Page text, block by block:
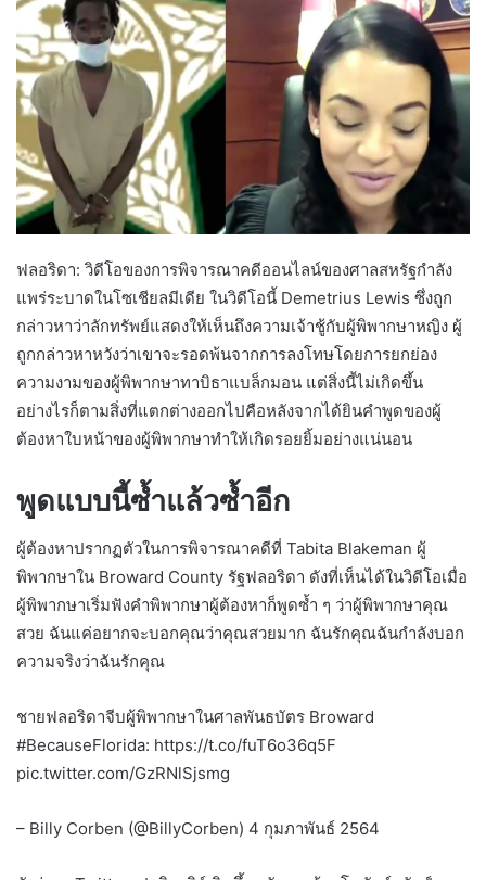
ฟลอริดา: วิดีโอของการพิจารณาคดีออนไลน์ของศาลสหรัฐกำลัง
แพร่ระบาดในโซเชียลมีเดีย ในวิดีโอนี้ Demetrius Lewis ซึ่งถูก
กล่าวหาว่าลักทรัพย์แสดงให้เห็นถึงความเจ้าชู้กับผู้พิพากษาหญิง ผู้
ถูกกล่าวหาหวังว่าเขาจะรอดพ้นจากการลงโทษโดยการยกย่อง
ความงามของผู้พิพากษาทาบิธาแบล็กมอน แต่สิ่งนี้ไม่เกิดขึ้น
อย่างไรก็ตามสิ่งที่แตกต่างออกไปคือหลังจากได้ยินคำพูดของผู้
ต้องหาใบหน้าของผู้พิพากษาทำให้เกิดรอยยิ้มอย่างแน่นอน
พูดแบบนี้ซ้ำแล้วซ้ำอีก
ผู้ต้องหาปรากฏตัวในการพิจารณาคดีที่ Tabita Blakeman ผู้
พิพากษาใน Broward County รัฐฟลอริดา ดังที่เห็นได้ในวิดีโอเมื่อ
ผู้พิพากษาเริ่มฟังคำพิพากษาผู้ต้องหาก็พูดซ้ำ ๆ ว่าผู้พิพากษาคุณ
สวย ฉันแค่อยากจะบอกคุณว่าคุณสวยมาก ฉันรักคุณฉันกำลังบอก
ความจริงว่าฉันรักคุณ
ชายฟลอริดาจีบผู้พิพากษาในศาลพันธบัตร Broward
#BecauseFlorida: https://t.co/fuT6o36q5F
pic.twitter.com/GzRNlSjsmg
– Billy Corben (@BillyCorben) 4 กุมภาพันธ์ 2564